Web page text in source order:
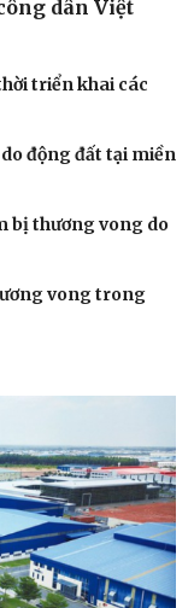
đổi số
dân Việt
triển khai các
động đất tại miền
bị thương vong do
vong trong